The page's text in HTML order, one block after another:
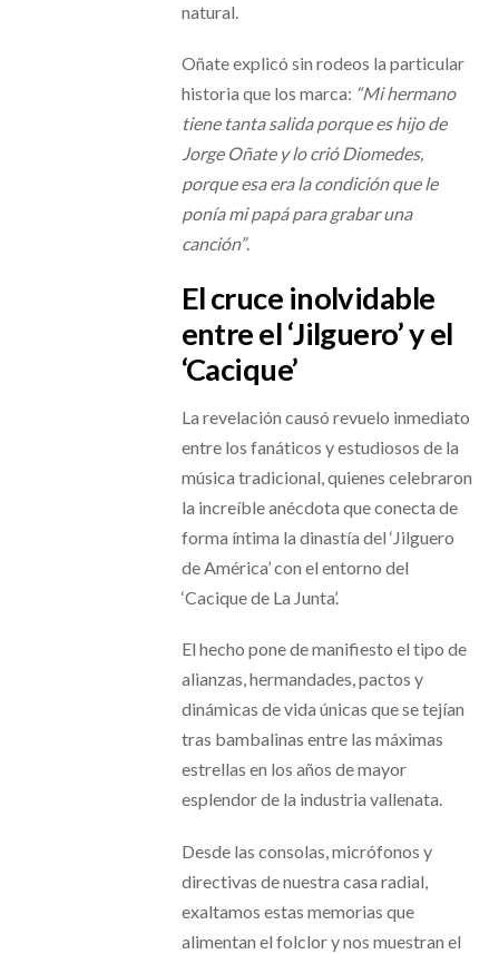
natural.
Oñate explicó sin rodeos la particular
historia que los marca: “Mi hermano
tiene tanta salida porque es hijo de
Jorge Oñate y lo crió Diomedes,
porque esa era la condición que le
ponía mi papá para grabar una
canción”.
El cruce inolvidable
entre el ‘Jilguero’ y el
‘Cacique’
La revelación causó revuelo inmediato
entre los fanáticos y estudiosos de la
música tradicional, quienes celebraron
la increíble anécdota que conecta de
forma íntima la dinastía del ‘Jilguero
de América’ con el entorno del
‘Cacique de La Junta’.
El hecho pone de manifiesto el tipo de
alianzas, hermandades, pactos y
dinámicas de vida únicas que se tejían
tras bambalinas entre las máximas
estrellas en los años de mayor
esplendor de la industria vallenata.
Desde las consolas, micrófonos y
directivas de nuestra casa radial,
exaltamos estas memorias que
alimentan el folclor y nos muestran el